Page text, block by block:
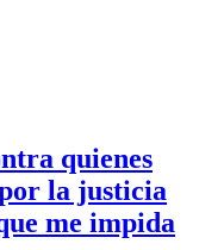
quienes
la justicia
me impida